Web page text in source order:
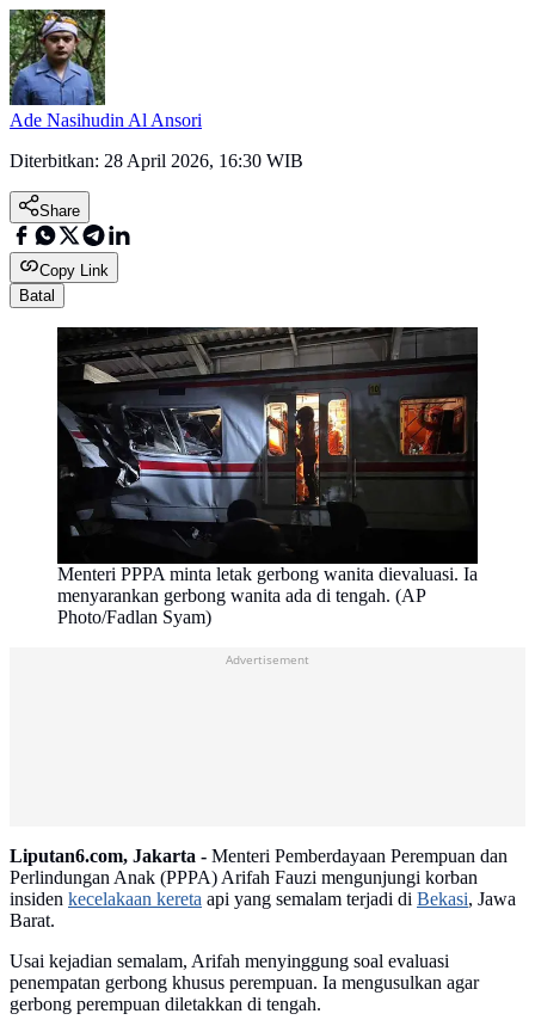
Ade Nasihudin Al Ansori
Diterbitkan: 28 April 2026, 16:30 WIB
Share
Copy Link
Batal
Menteri PPPA minta letak gerbong wanita dievaluasi. Ia
menyarankan gerbong wanita ada di tengah. (AP
Photo/Fadlan Syam)
Advertisement
Liputan6.com, Jakarta - Menteri Pemberdayaan Perempuan dan
Perlindungan Anak (PPPA) Arifah Fauzi mengunjungi korban
insiden kecelakaan kereta api yang semalam terjadi di Bekasi, Jawa
Barat.
Usai kejadian semalam, Arifah menyinggung soal evaluasi
penempatan gerbong khusus perempuan. Ia mengusulkan agar
gerbong perempuan diletakkan di tengah.